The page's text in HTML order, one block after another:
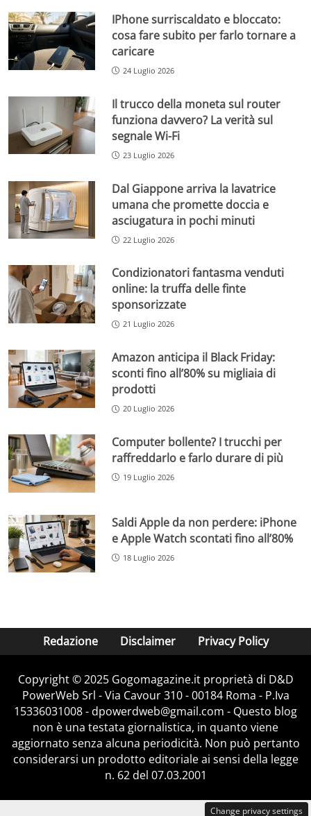
IPhone surriscaldato e bloccato:
cosa fare subito per farlo tornare a
caricare
24 Luglio 2026
Il trucco della moneta sul router
funziona davvero? La verità sul
segnale Wi-Fi
23 Luglio 2026
Dal Giappone arriva la lavatrice
umana che promette doccia e
asciugatura in pochi minuti
22 Luglio 2026
Condizionatori fantasma venduti
online: la truffa delle finte
sponsorizzate
21 Luglio 2026
Amazon anticipa il Black Friday:
sconti fino all’80% su migliaia di
prodotti
20 Luglio 2026
Computer bollente? I trucchi per
raffreddarlo e farlo durare di più
19 Luglio 2026
Saldi Apple da non perdere: iPhone
e Apple Watch scontati fino all’80%
18 Luglio 2026
Redazione Disclaimer Privacy Policy
Copyright © 2025 Gogomagazine.it proprietà di D&D
PowerWeb Srl - Via Cavour 310 - 00184 Roma - P.Iva
15336031008 - dpowerdweb@gmail.com - Questo blog
non è una testata giornalistica, in quanto viene
aggiornato senza alcuna periodicità. Non può pertanto
considerarsi un prodotto editoriale ai sensi della legge
n. 62 del 07.03.2001
Change privacy settings